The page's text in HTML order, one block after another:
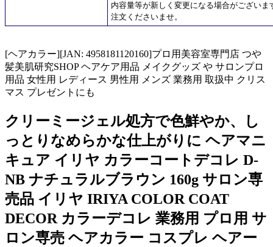
内容量等が新しく変更になる場合がござい
注文くださいませ。
[ヘアカラー][JAN: 4958181120160]プロ用美容室専門店 つや
髪美肌研究SHOP ヘアケア用品 メイクグッズ や サロンプロ
用品 女性用 レディース 男性用 メンズ 業務用 取扱中 クリス
マス プレゼントにも
クリーミージェル処方で色鮮やか、し
っとりなめらかな仕上がりに ヘアマニ
キュア イリヤ カラーコートデコレ D-
NB ナチュラルブラウン 160g サロン専
売品 イリヤ IRIYA COLOR COAT
DECOR カラーデコレ 業務用 プロ用 サ
ロン専売 ヘアカラー コスプレ ヘアー